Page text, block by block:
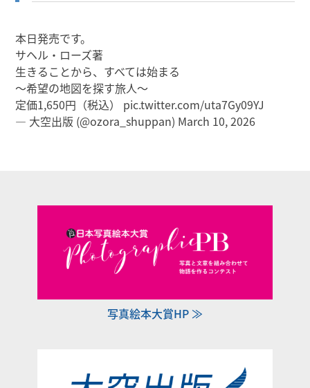
本日発売です。
サヘル・ローズ著
生きることから、すべては始まる
～希望の地図を探す旅人～
定価1,650円（税込） pic.twitter.com/uta7Gy09YJ
— 大空出版 (@ozora_shuppan) March 10, 2026
写真絵本大賞HP ≫